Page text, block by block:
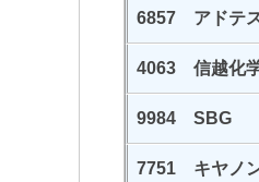
6857 アドテ
4063 信越化
9984 SBG
7751 キヤノ